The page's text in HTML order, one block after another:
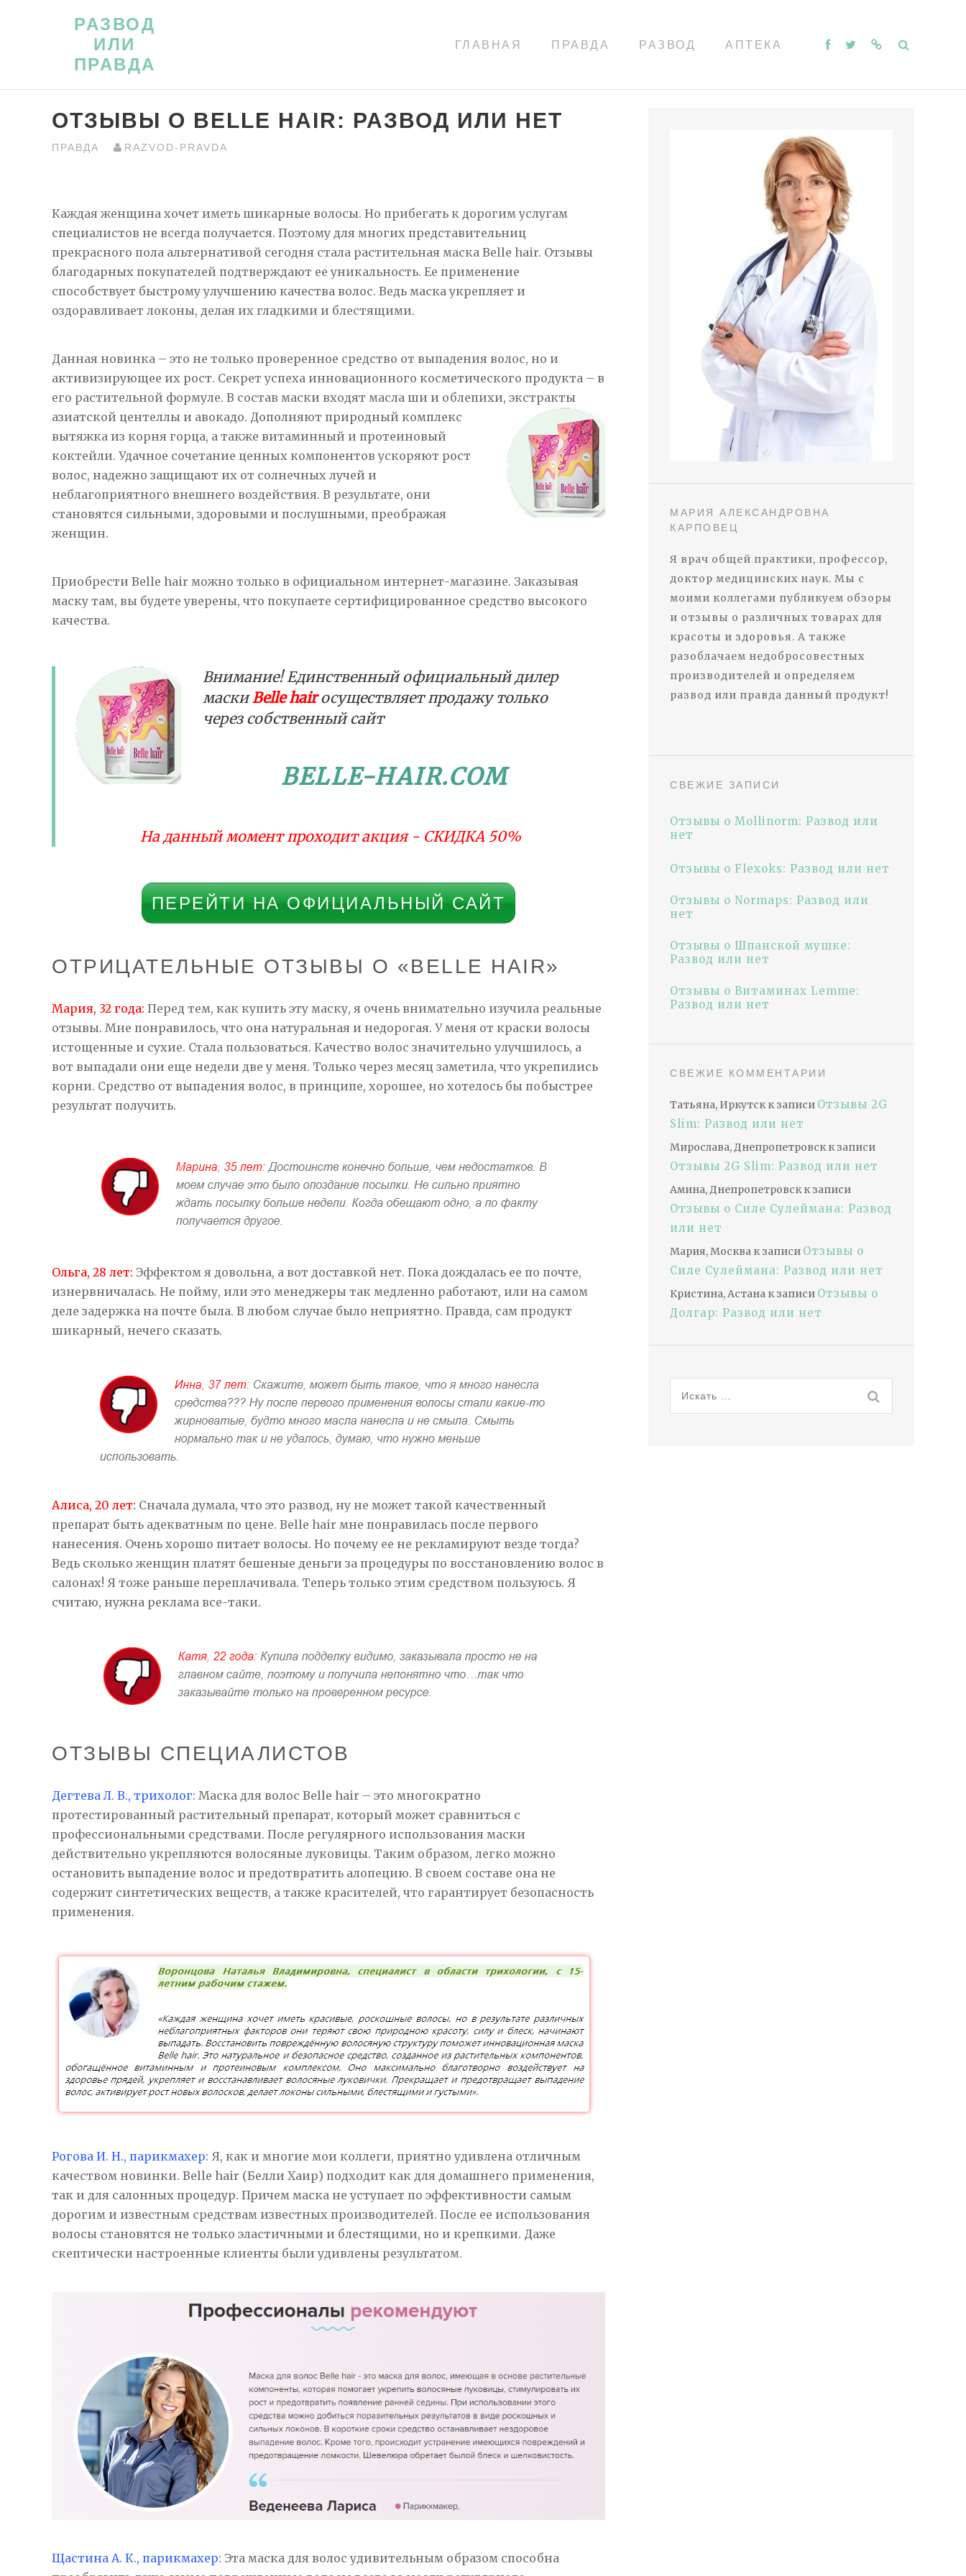
РАЗВОД
ИЛИ
ПРАВДА
ГЛАВНАЯ ПРАВДА РАЗВОД АПТЕКА
ОТЗЫВЫ О BELLE HAIR: РАЗВОД ИЛИ НЕТ
ПРАВДА RAZVOD-PRAVDA
Каждая женщина хочет иметь шикарные волосы. Но прибегать к дорогим услугам
специалистов не всегда получается. Поэтому для многих представительниц
прекрасного пола альтернативой сегодня стала растительная маска Belle hair. Отзывы
благодарных покупателей подтверждают ее уникальность. Ее применение
способствует быстрому улучшению качества волос. Ведь маска укрепляет и
оздоравливает локоны, делая их гладкими и блестящими.
Данная новинка – это не только проверенное средство от выпадения волос, но и
активизирующее их рост. Секрет успеха инновационного косметического продукта – в
его растительной формуле. В состав маски входят масла ши и облепихи, экстракты
азиатской центеллы и авокадо. Дополняют природный комплекс
вытяжка из корня горца, а также витаминный и протеиновый
коктейли. Удачное сочетание ценных компонентов ускоряют рост
волос, надежно защищают их от солнечных лучей и
неблагоприятного внешнего воздействия. В результате, они
становятся сильными, здоровыми и послушными, преображая
женщин.
Приобрести Belle hair можно только в официальном интернет-магазине. Заказывая
маску там, вы будете уверены, что покупаете сертифицированное средство высокого
качества.
Внимание! Единственный официальный дилер
маски Belle hair осуществляет продажу только
через собственный сайт
BELLE-HAIR.COM
На данный момент проходит акция - СКИДКА 50%
ПЕРЕЙТИ НА ОФИЦИАЛЬНЫЙ САЙТ
ОТРИЦАТЕЛЬНЫЕ ОТЗЫВЫ О «BELLE HAIR»
Мария, 32 года: Перед тем, как купить эту маску, я очень внимательно изучила реальные
отзывы. Мне понравилось, что она натуральная и недорогая. У меня от краски волосы
истощенные и сухие. Стала пользоваться. Качество волос значительно улучшилось, а
вот выпадали они еще недели две у меня. Только через месяц заметила, что укрепились
корни. Средство от выпадения волос, в принципе, хорошее, но хотелось бы побыстрее
результат получить.
Ольга, 28 лет: Эффектом я довольна, а вот доставкой нет. Пока дождалась ее по почте,
изнервничалась. Не пойму, или это менеджеры так медленно работают, или на самом
деле задержка на почте была. В любом случае было неприятно. Правда, сам продукт
шикарный, нечего сказать.
Алиса, 20 лет: Сначала думала, что это развод, ну не может такой качественный
препарат быть адекватным по цене. Belle hair мне понравилась после первого
нанесения. Очень хорошо питает волосы. Но почему ее не рекламируют везде тогда?
Ведь сколько женщин платят бешеные деньги за процедуры по восстановлению волос в
салонах! Я тоже раньше переплачивала. Теперь только этим средством пользуюсь. Я
считаю, нужна реклама все-таки.
ОТЗЫВЫ СПЕЦИАЛИСТОВ
Дегтева Л. В., трихолог: Маска для волос Belle hair – это многократно
протестированный растительный препарат, который может сравниться с
профессиональными средствами. После регулярного использования маски
действительно укрепляются волосяные луковицы. Таким образом, легко можно
остановить выпадение волос и предотвратить алопецию. В своем составе она не
содержит синтетических веществ, а также красителей, что гарантирует безопасность
применения.
Рогова И. Н., парикмахер: Я, как и многие мои коллеги, приятно удивлена отличным
качеством новинки. Belle hair (Белли Хаир) подходит как для домашнего применения,
так и для салонных процедур. Причем маска не уступает по эффективности самым
дорогим и известным средствам известных производителей. После ее использования
волосы становятся не только эластичными и блестящими, но и крепкими. Даже
скептически настроенные клиенты были удивлены результатом.
Щастина А. К., парикмахер: Эта маска для волос удивительным образом способна
МАРИЯ АЛЕКСАНДРОВНА
КАРПОВЕЦ
Я врач общей практики, профессор,
доктор медицинских наук. Мы с
моими коллегами публикуем обзоры
и отзывы о различных товарах для
красоты и здоровья. А также
разоблачаем недобросовестных
производителей и определяем
развод или правда данный продукт!
СВЕЖИЕ ЗАПИСИ
Отзывы о Mollinorm: Развод или
нет
Отзывы о Flexoks: Развод или нет
Отзывы о Normaps: Развод или
нет
Отзывы о Шпанской мушке:
Развод или нет
Отзывы о Витаминах Lemme:
Развод или нет
СВЕЖИЕ КОММЕНТАРИИ
Татьяна, Иркутскк записи Отзывы 2G
Slim: Развод или нет
Мирослава, Днепропетровскк записи
Отзывы 2G Slim: Развод или нет
Амина, Днепропетровскк записи
Отзывы о Силе Сулеймана: Развод
или нет
Мария, Москва к записи Отзывы о
Силе Сулеймана: Развод или нет
Кристина, Астана к записи Отзывы о
Долгар: Развод или нет